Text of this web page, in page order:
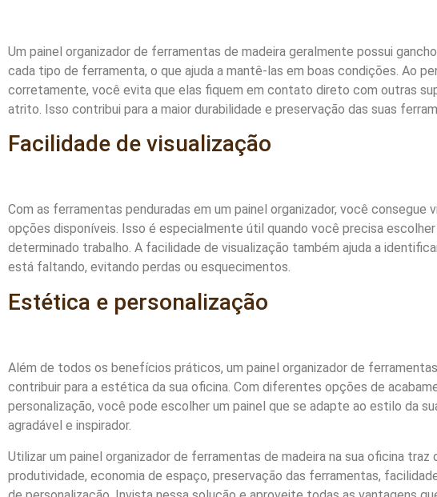
Um painel organizador de ferramentas de madeira geralmente possui
cada tipo de ferramenta, o que ajuda a mantê-las em boas condições. Ao
corretamente, você evita que elas fiquem em contato direto com outras
atrito. Isso contribui para a maior durabilidade e preservação das suas
Facilidade de visualização
Com as ferramentas penduradas em um painel organizador, você consegue
opções disponíveis. Isso é especialmente útil quando você precisa
determinado trabalho. A facilidade de visualização também ajuda a
está faltando, evitando perdas ou esquecimentos.
Estética e personalização
Além de todos os benefícios práticos, um painel organizador de
contribuir para a estética da sua oficina. Com diferentes opções de
personalização, você pode escolher um painel que se adapte ao estilo da
agradável e inspirador.
Utilizar um painel organizador de ferramentas de madeira na sua oficina
produtividade, economia de espaço, preservação das ferramentas,